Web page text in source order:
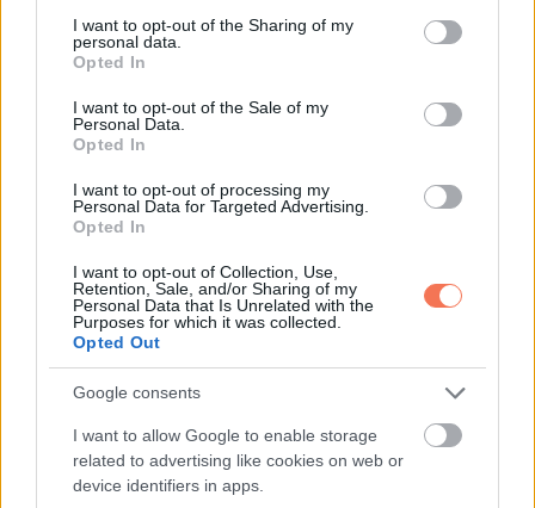
not limited to your visit or usage behaviour. You may click to
grant or deny consent to Google and its third-party tags to
use your data for below specified purposes in below Google
consent section.
I want to opt-out of the Sharing of my
personal data.
Opted In
I want to opt-out of the Sale of my
Personal Data.
Opted In
I want to opt-out of processing my
Personal Data for Targeted Advertising.
Opted In
I want to opt-out of Collection, Use,
Retention, Sale, and/or Sharing of my
Personal Data that Is Unrelated with the
Purposes for which it was collected.
Opted Out
Google consents
I want to allow Google to enable storage
related to advertising like cookies on web or
device identifiers in apps.
Freeman és Cruise mellett a legendás popsztár, Gwen
minden A-listás eseményen, és mostanra egyenes,
tökéletes fogai vannak.